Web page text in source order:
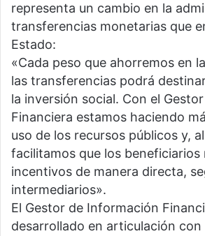
representa un cambio en la
transferencias monetarias que
Estado:
«Cada peso que ahorremos en
las transferencias podrá
la inversión social. Con el
Financiera estamos haciendo
uso de los recursos públicos y,
facilitamos que los beneficiarios
incentivos de manera directa,
intermediarios».
El Gestor de Información
desarrollado en articulación